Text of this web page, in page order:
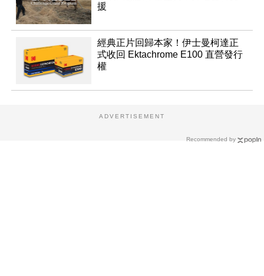
援
經典正片回歸本家！伊士曼柯達正
式收回 Ektachrome E100 直營發行
權
Recommended by
ADVERTISEMENT